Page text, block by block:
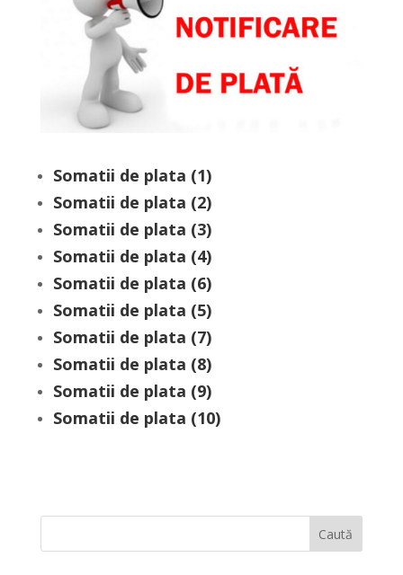
Somatii de plata (1)
Somatii de plata (2)
Somatii de plata (3)
Somatii de plata (4)
Somatii de plata (6)
Somatii de plata (5)
Somatii de plata (7)
Somatii de plata (8)
Somatii de plata (9)
Somatii de plata (10)